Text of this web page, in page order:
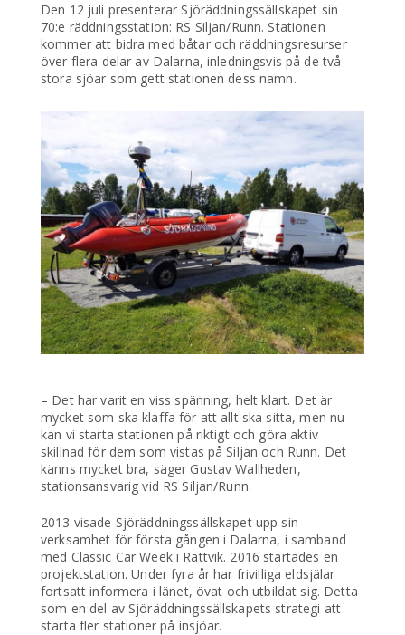
Den 12 juli presenterar Sjöräddningssällskapet sin
70:e räddningsstation: RS Siljan/Runn. Stationen
kommer att bidra med båtar och räddningsresurser
över flera delar av Dalarna, inledningsvis på de två
stora sjöar som gett stationen dess namn.
– Det har varit en viss spänning, helt klart. Det är
mycket som ska klaffa för att allt ska sitta, men nu
kan vi starta stationen på riktigt och göra aktiv
skillnad för dem som vistas på Siljan och Runn. Det
känns mycket bra, säger Gustav Wallheden,
stationsansvarig vid RS Siljan/Runn.
2013 visade Sjöräddningssällskapet upp sin
verksamhet för första gången i Dalarna, i samband
med Classic Car Week i Rättvik. 2016 startades en
projektstation. Under fyra år har frivilliga eldsjälar
fortsatt informera i länet, övat och utbildat sig. Detta
som en del av Sjöräddningssällskapets strategi att
starta fler stationer på insjöar.